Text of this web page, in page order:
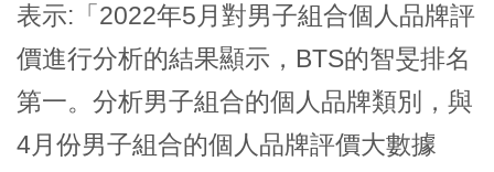
表示:「2022年5月對男子組合個人品牌評
價進行分析的結果顯示，BTS的智旻排名
第一。分析男子組合的個人品牌類別，與
4月份男子組合的個人品牌評價大數據